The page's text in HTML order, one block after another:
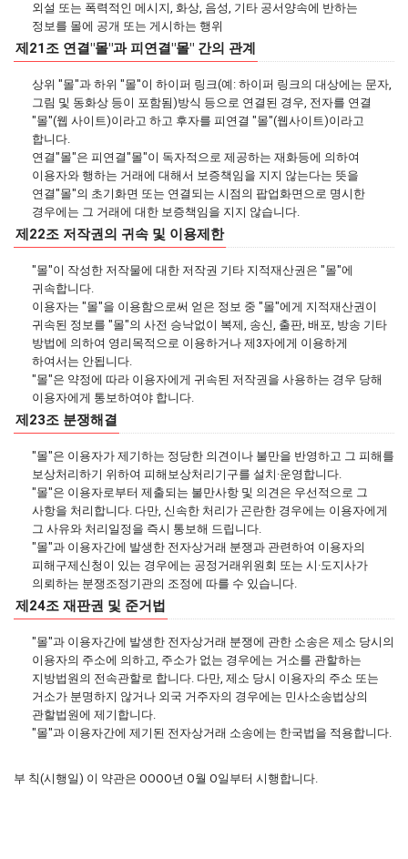
외설 또는 폭력적인 메시지, 화상, 음성, 기타 공서양속에 반하는
정보를 몰에 공개 또는 게시하는 행위
제21조 연결"몰"과 피연결"몰" 간의 관계
상위 "몰"과 하위 "몰"이 하이퍼 링크(예: 하이퍼 링크의 대상에는 문자,
그림 및 동화상 등이 포함됨)방식 등으로 연결된 경우, 전자를 연결
"몰"(웹 사이트)이라고 하고 후자를 피연결 "몰"(웹사이트)이라고
합니다.
연결"몰"은 피연결"몰"이 독자적으로 제공하는 재화등에 의하여
이용자와 행하는 거래에 대해서 보증책임을 지지 않는다는 뜻을
연결"몰"의 초기화면 또는 연결되는 시점의 팝업화면으로 명시한
경우에는 그 거래에 대한 보증책임을 지지 않습니다.
제22조 저작권의 귀속 및 이용제한
"몰"이 작성한 저작물에 대한 저작권 기타 지적재산권은 "몰"에
귀속합니다.
이용자는 "몰"을 이용함으로써 얻은 정보 중 "몰"에게 지적재산권이
귀속된 정보를 "몰"의 사전 승낙없이 복제, 송신, 출판, 배포, 방송 기타
방법에 의하여 영리목적으로 이용하거나 제3자에게 이용하게
하여서는 안됩니다.
"몰"은 약정에 따라 이용자에게 귀속된 저작권을 사용하는 경우 당해
이용자에게 통보하여야 합니다.
제23조 분쟁해결
"몰"은 이용자가 제기하는 정당한 의견이나 불만을 반영하고 그 피해를
보상처리하기 위하여 피해보상처리기구를 설치·운영합니다.
"몰"은 이용자로부터 제출되는 불만사항 및 의견은 우선적으로 그
사항을 처리합니다. 다만, 신속한 처리가 곤란한 경우에는 이용자에게
그 사유와 처리일정을 즉시 통보해 드립니다.
"몰"과 이용자간에 발생한 전자상거래 분쟁과 관련하여 이용자의
피해구제신청이 있는 경우에는 공정거래위원회 또는 시·도지사가
의뢰하는 분쟁조정기관의 조정에 따를 수 있습니다.
제24조 재판권 및 준거법
"몰"과 이용자간에 발생한 전자상거래 분쟁에 관한 소송은 제소 당시의
이용자의 주소에 의하고, 주소가 없는 경우에는 거소를 관할하는
지방법원의 전속관할로 합니다. 다만, 제소 당시 이용자의 주소 또는
거소가 분명하지 않거나 외국 거주자의 경우에는 민사소송법상의
관할법원에 제기합니다.
"몰"과 이용자간에 제기된 전자상거래 소송에는 한국법을 적용합니다.
부 칙(시행일) 이 약관은 OOOO년 O월 O일부터 시행합니다.